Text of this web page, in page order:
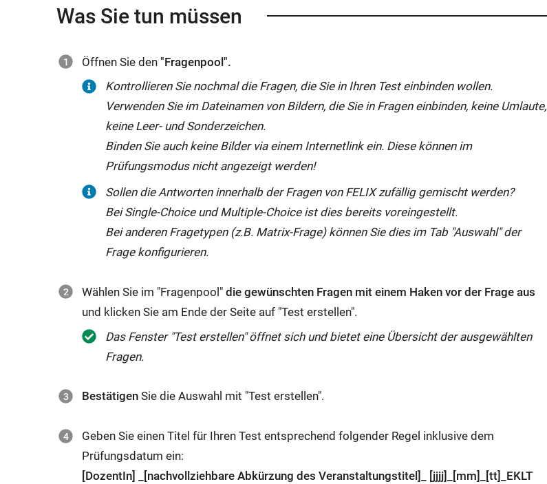
f
f
s
c
m
Was Sie tun müssen
Öffnen Sie den"Fragenpool".
Kontrollieren Sie nochmal die Fragen, die Sie in Ihren Test einbinden wollen.
Verwenden Sie im Dateinamen von Bildern, die Sie in Fragen einbinden, keine Umlaute,
keine Leer- und Sonderzeichen.
Binden Sie auch keine Bilder via einem Internetlink ein. Diese können im
Prüfungsmodus nicht angezeigt werden!
Sollen die Antworten innerhalb der Fragen von FELIX zufällig gemischt werden?
Bei Single-Choice und Multiple-Choice ist dies bereits voreingestellt.
Bei anderen Fragetypen (z.B. Matrix-Frage) können Sie dies im Tab "Auswahl" der
Frage konfigurieren.
Wählen Sie im "Fragenpool"die gewünschten Fragen mit einem Haken vor der Frage aus
und klicken Sie am Ende der Seite auf "Test erstellen".
Das Fenster "Test erstellen" öffnet sich und bietet eine Übersicht der ausgewählten
Fragen.
BestätigenSie die Auswahl mit "Test erstellen".
Geben Sie einen Titel für Ihren Test entsprechend folgender Regel inklusive dem
Prüfungsdatum ein:
[DozentIn] _[nachvollziehbare Abkürzung des Veranstaltungstitel]_ [jjjj]_[mm]_[tt]_EKLT